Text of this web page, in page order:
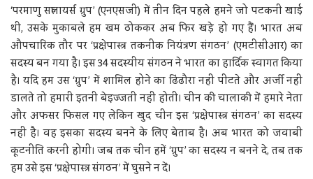
‘परमाणु सप्लायर्स ग्रुप’ (एनएसजी) में तीन दिन पहले हमने जो पटकनी खाई
थी, उसके मुकाबले हम खम ठोककर अब फिर खड़े हो गए हैं। भारत अब
औपचारिक तौर पर ‘प्रक्षेपास्त्र तकनीक नियंत्रण संगठन’ (एमटीसीआर) का
सदस्य बन गया है। इस 34 सदस्यीय संगठन ने भारत का हार्दिक स्वागत किया
है। यदि हम उस ‘ग्रुप’ में शामिल होने का ढिंढौरा नहीं पीटते और अर्जी नहीं
डालते तो हमारी इतनी बेइज्जती नहीं होती। चीन की चालाकी में हमारे नेता
और अफसर फिसल गए लेकिन खुद चीन इस ‘प्रक्षेपास्त्र संगठन’ का सदस्य
नहीं है। वह इसका सदस्य बनने के लिए बेताब है। अब भारत को जवाबी
कूटनीति करनी होगी। जब तक चीन हमें ‘ग्रुप’ का सदस्य न बनने दे, तब तक
हम उसे इस ‘प्रक्षेपास्त्र संगठन’ में घुसने न दें।